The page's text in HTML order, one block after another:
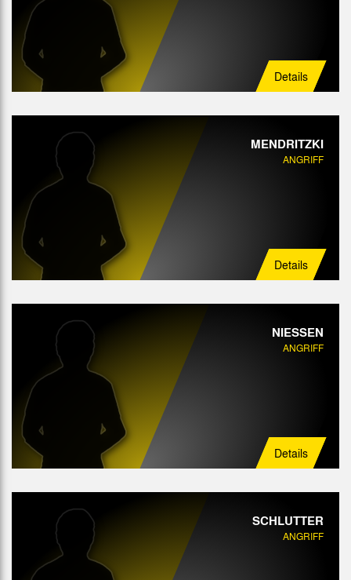
Details
MENDRITZKI
ANGRIFF
Details
NIESSEN
ANGRIFF
Details
SCHLUTTER
ANGRIFF